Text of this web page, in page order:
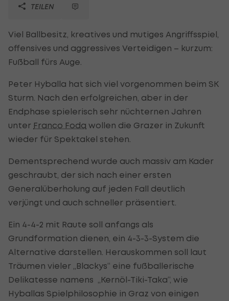
TEILEN
Viel Ballbesitz, kreatives und mutiges Angriffsspiel,
offensives und aggressives Verteidigen – kurzum:
Fußball fürs Auge.
Peter Hyballa hat sich viel vorgenommen beim SK
Sturm. Nach den erfolgreichen, aber in der
Endphase spielerisch sehr nüchternen Jahren
unter Franco Foda wollen die Grazer in Zukunft
wieder für Spektakel stehen.
Dementsprechend wurde auch massiv am Kader
geschraubt, der sich nach einer ersten
Generalüberholung auf jeden Fall deutlich
verjüngt und auch schneller präsentiert.
Ein 4-4-2 mit Raute soll anfangs als
Grundformation dienen, ein 4-3-3-System die
Alternative darstellen. Herauskommen soll laut
Träumen vieler „Blackys“ eine fußballerische
Delikatesse namens „Kernöl-Tiki-Taka“, wie
Hyballas Spielphilosophie in Graz von einigen